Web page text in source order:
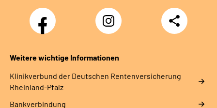
Facebook
Instagram
DRV
Nachwuchskräfte
Teilen
Weitere wichtige Informationen
Klinikverbund der Deutschen Rentenversicherung
Rheinland-Pfalz
Bankverbindung